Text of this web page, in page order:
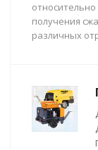
получения
различных